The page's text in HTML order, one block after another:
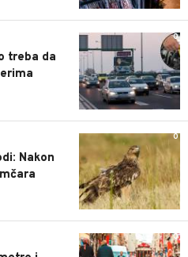
0
treba da
0
Nakon
0